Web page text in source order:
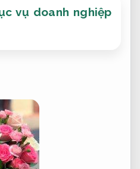
vụ doanh nghiệp